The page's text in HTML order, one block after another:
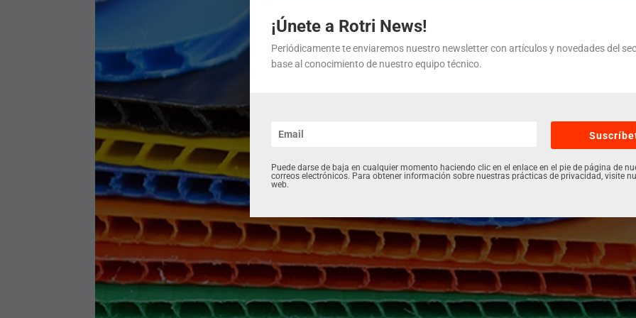
Aceptar Denegar Ver
¡Únete a Rotri News!
Periódicamente te enviaremos nuestro newsletter con artículos y novedades del
base al conocimiento de nuestro equipo técnico.
Puede darse de baja en cualquier momento haciendo clic en el enlace en el pie de página de
correos electrónicos. Para obtener información sobre nuestras prácticas de privacidad, visite
web.